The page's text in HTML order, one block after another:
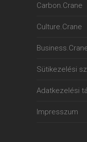
Carbon.Crane
Culture.Crane
Sütikezelési
Adatkezelési
Impresszum